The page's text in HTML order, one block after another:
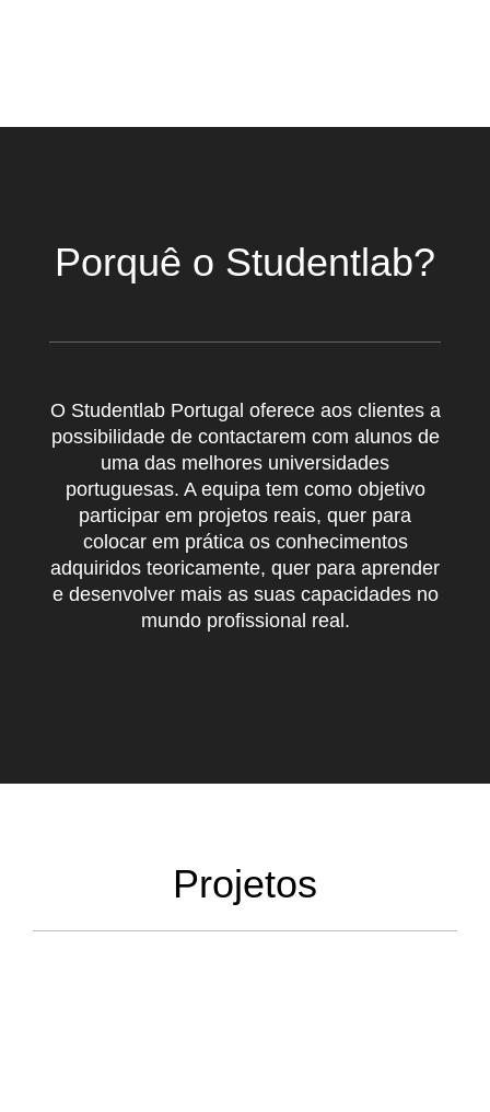
Porquê o Studentlab?
O Studentlab Portugal oferece aos clientes a
possibilidade de contactarem com alunos de
uma das melhores universidades
portuguesas. A equipa tem como objetivo
participar em projetos reais, quer para
colocar em prática os conhecimentos
adquiridos teoricamente, quer para aprender
e desenvolver mais as suas capacidades no
mundo profissional real.
Projetos